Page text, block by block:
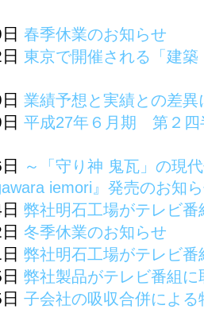
春季休業のお知らせ
東京で開催される「建
業績予想と実績との差
平成27年６月期 第２
～「守り神 鬼瓦」の現
iemori』発売のお知
弊社明石工場がテレビ
冬季休業のお知らせ
弊社明石工場がテレビ
弊社製品がテレビ番組
子会社の吸収合併によ